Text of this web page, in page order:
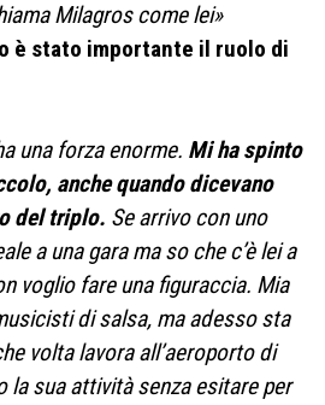
Milagros come lei»
è stato importante il ruolo di
una forza enorme. Mi ha spinto
anche quando dicevano
del triplo. Se arrivo con uno
a una gara ma so che c’è lei a
voglio fare una figuraccia. Mia
di salsa, ma adesso sta
volta lavora all’aeroporto di
la sua attività senza esitare per